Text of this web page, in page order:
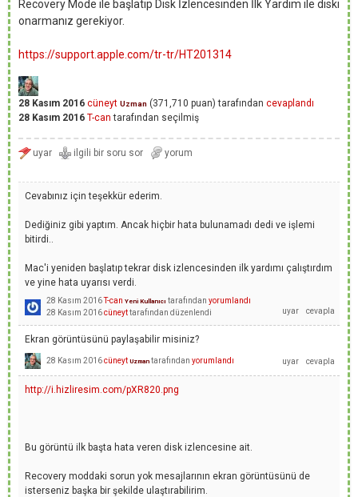
Recovery Mode ile başlatıp Disk İzlencesinden İlk Yardım ile diski
onarmanız gerekiyor.
https://support.apple.com/tr-tr/HT201314
28 Kasım 2016 cüneyt Uzman (371,710 puan) tarafından cevaplandı
28 Kasım 2016 T-can tarafından seçilmiş
Cevabınız için teşekkür ederim.
Dediğiniz gibi yaptım. Ancak hiçbir hata bulunamadı dedi ve işlemi
bitirdi..
Mac'i yeniden başlatıp tekrar disk izlencesinden ilk yardımı çalıştırdım
ve yine hata uyarısı verdi.
28 Kasım 2016T-can Yeni Kullanıcı tarafından yorumlandı
28 Kasım 2016cüneyttarafından düzenlendi
Ekran görüntüsünü paylaşabilir misiniz?
28 Kasım 2016cüneyt Uzman tarafından yorumlandı
http://i.hizliresim.com/pXR820.png
Bu görüntü ilk başta hata veren disk izlencesine ait.
Recovery moddaki sorun yok mesajlarının ekran görüntüsünü de
isterseniz başka bir şekilde ulaştırabilirim.